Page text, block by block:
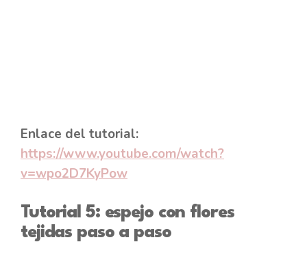
Enlace del tutorial:
https://www.youtube.com/watch?
v=wpo2D7KyPow
Tutorial 5: espejo con flores
tejidas paso a paso